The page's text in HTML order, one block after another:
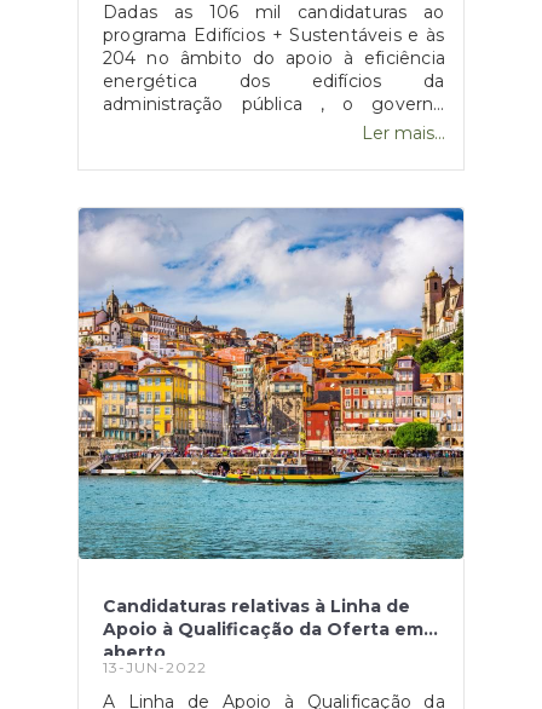
Dadas as 106 mil candidaturas ao
programa Edifícios + Sustentáveis e às
204 no âmbito do apoio à eficiência
energética dos edifícios da
administração pública , o governo
português decidiu que a melhor opção
Plano de Recuperação e
Cordeiro, ministro do Ambiente e
Acção Climática, a previsão é de que
durante o ano de 2022 os apoios
mencionados anteriormente alcancem
uma execução de 70% e 100%,
respetivamente.Além disso, o mesmo
acrescenta que cerca de metade do
montante final já se encontra
mobilizado, resultando assim no apoio
de mais de 50 mil projetos.Fonte: "
Governo vai antecipar verbas para
responder à procura de apoios à
eficiência energética nos edifícios",
disponível
em: https://edificioseenergia.pt/noticias/governo-
verbas-procura-apoios-eficiencia-
Ler mais...
Candidaturas relativas à Linha de
Apoio à Qualificação da Oferta em
aberto
13-JUN-2022
A Linha de Apoio à Qualificação da